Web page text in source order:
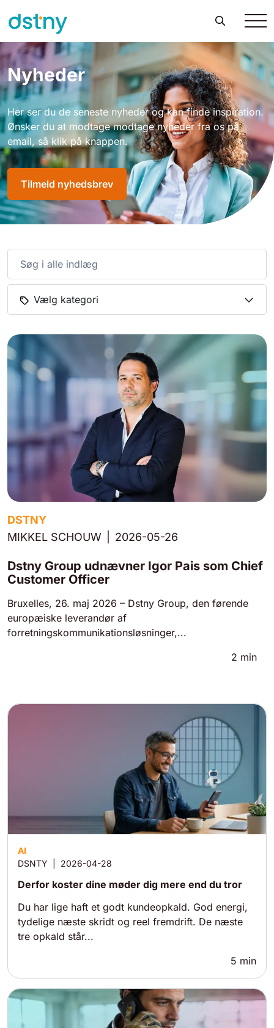
Nyheder
Her ser du de seneste nyheder og kan finde inspiration.
Ønsker du at modtage modtage nyheder fra os på
email, så klik på knappen.
Tilmeld nyhedsbrev
Vælg kategori
DSTNY
MIKKEL SCHOUW
2026-05-26
Dstny Group udnævner Igor Pais som Chief
Customer Officer
Bruxelles, 26. maj 2026 – Dstny Group, den førende
europæiske leverandør af
forretningskommunikationsløsninger,...
2 min
AI
DSNTY
2026-04-28
Derfor koster dine møder dig mere end du tror
Du har lige haft et godt kundeopkald. God energi,
tydelige næste skridt og reel fremdrift. De næste
tre opkald står...
5 min